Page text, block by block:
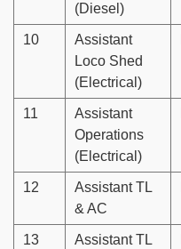
(Diesel)
10
Assistant
Loco Shed
(Electrical)
11
Assistant
Operations
(Electrical)
12
Assistant TL
& AC
13
Assistant TL